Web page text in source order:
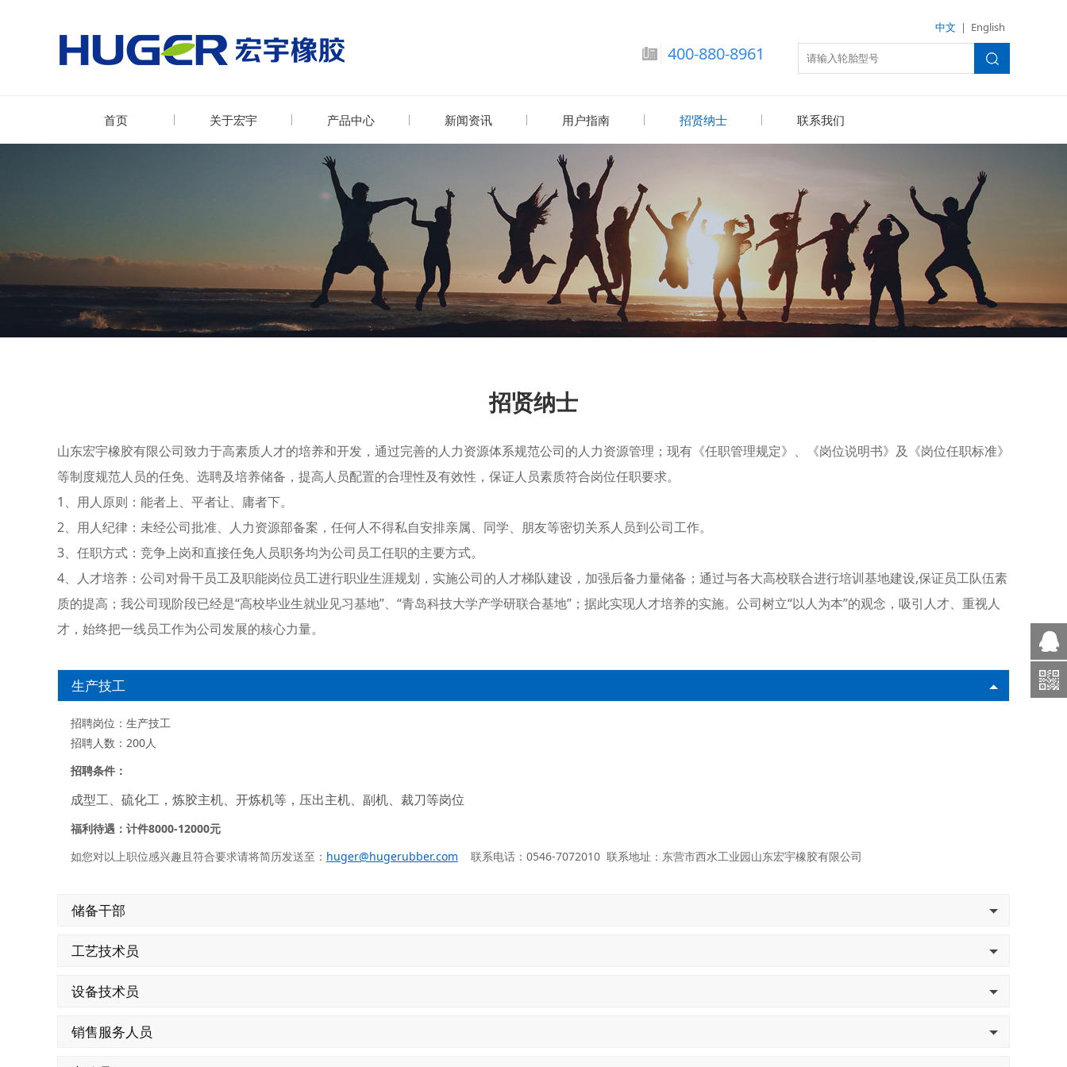
中文 | English
400-880-8961
首页 关于宏宇 产品中心 新闻资讯 用户指南 招贤纳士 联系我们
招贤纳士
山东宏宇橡胶有限公司致力于高素质人才的培养和开发，通过完善的人力资源体系规范公司的人力资源管理；现有《任职管理规定》、《岗位说明书》及《岗位任职标准》
等制度规范人员的任免、选聘及培养储备，提高人员配置的合理性及有效性，保证人员素质符合岗位任职要求。
1、用人原则：能者上、平者让、庸者下。
2、用人纪律：未经公司批准、人力资源部备案，任何人不得私自安排亲属、同学、朋友等密切关系人员到公司工作。
3、任职方式：竞争上岗和直接任免人员职务均为公司员工任职的主要方式。
4、人才培养：公司对骨干员工及职能岗位员工进行职业生涯规划，实施公司的人才梯队建设，加强后备力量储备；通过与各大高校联合进行培训基地建设,保证员工队伍素
质的提高；我公司现阶段已经是“高校毕业生就业见习基地”、“青岛科技大学产学研联合基地”；据此实现人才培养的实施。公司树立“以人为本”的观念，吸引人才、重视人
才，始终把一线员工作为公司发展的核心力量。
生产技工
招聘岗位：生产技工
招聘人数：200人
招聘条件：
成型工、硫化工，炼胶主机、开炼机等，压出主机、副机、裁刀等岗位
福利待遇： 计件8000-12000元
如您对以上职位感兴趣且符合要求请将简历发送至： huger@hugerubber.com 联系电话：0546-7072010联系地址：东营市西水工业园山东宏宇橡胶有限公司
储备干部
工艺技术员
设备技术员
销售服务人员